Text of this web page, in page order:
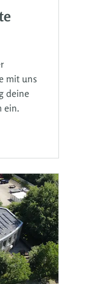
mit uns
deine
ein.